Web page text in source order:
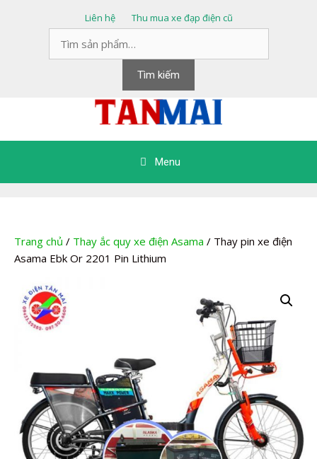
Liên hệ
Thu mua xe đạp điện cũ
kiếm:
Tìm kiếm
Menu
Trang chủ / Thay ắc quy xe điện Asama / Thay pin xe điện
Asama Ebk Or 2201 Pin Lithium